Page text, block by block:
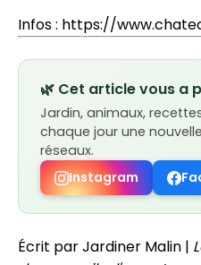
Infos : https://
🌿 Cet article vous a
Jardin, animaux,
chaque jour une
réseaux.
Instagram
Écrit par Jardiner Malin |